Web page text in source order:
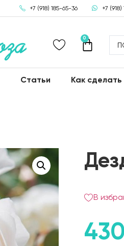
+7 (918) 185-65-36 +7
0
Статьи Как сделать
В
430